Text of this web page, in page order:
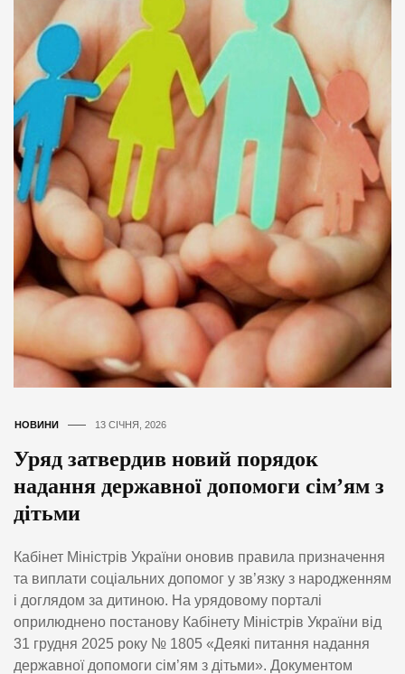
НОВИНИ 13 СІЧНЯ, 2026
Уряд затвердив новий порядок
надання державної допомоги сім’ям з
дітьми
Кабінет Міністрів України оновив правила призначення
та виплати соціальних допомог у зв’язку з народженням
і доглядом за дитиною. На урядовому порталі
оприлюднено постанову Кабінету Міністрів України від
31 грудня 2025 року № 1805 «Деякі питання надання
державної допомоги сім’ям з дітьми». Документом